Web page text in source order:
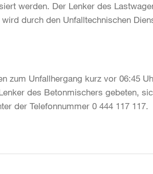
werden. Der Lenker des
durch den Unfalltechnischen
zum Unfallhergang kurz vor 06:45
des Betonmischers gebeten,
der Telefonnummer 0 444 117 117.